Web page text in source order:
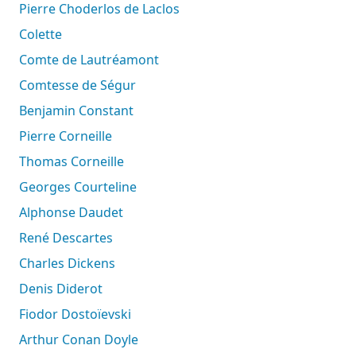
Pierre Choderlos de Laclos
Colette
Comte de Lautréamont
Comtesse de Ségur
Benjamin Constant
Pierre Corneille
Thomas Corneille
Georges Courteline
Alphonse Daudet
René Descartes
Charles Dickens
Denis Diderot
Fiodor Dostoïevski
Arthur Conan Doyle